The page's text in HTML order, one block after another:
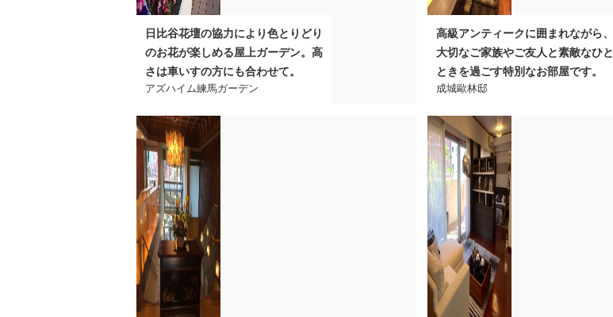
日比谷花壇の協力により色とりどり
のお花が楽しめる屋上ガーデン。高
さは車いすの方にも合わせて。
アズハイム練馬ガーデン
高級アンティークに囲まれながら、
大切なご家族やご友人と素敵なひと
ときを過ごす特別なお部屋です。
成城歐林邸